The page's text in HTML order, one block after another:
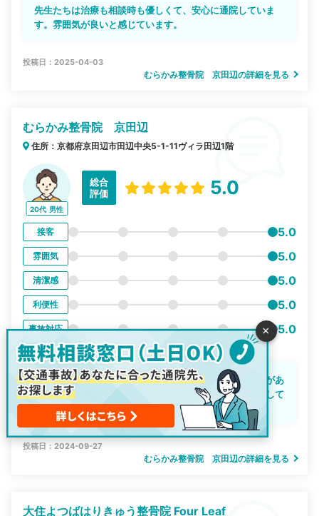
先生たちは治療も相談時も優しくて、安心に通院していま
す。雰囲気が良いと感じています。
投稿日：2025-04-03
むらかみ整骨院 京田辺の詳細を見る
むらかみ整骨院 京田辺
住所：京都府京田辺市田辺中央5-1-11ヴィラ田辺1階
20代 男性
総合
評価
5.0
接客 5.0
雰囲気 5.0
清潔感 5.0
利便性 5.0
事故対応 5.0
整骨院では電気治療及び指圧のマッサージ、ストレッチがあ
るのですが痛みがあるとしっかり調整しながらの対応をして
いただけたのでとてもありがたかったです！
投稿日：2024-09-27
むらかみ整骨院 京田辺の詳細を見る
大住よつばはりきゅう整骨院 Four Leaf
×